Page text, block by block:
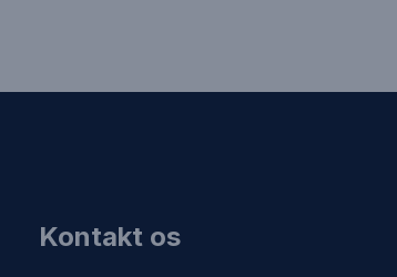
Kontakt os